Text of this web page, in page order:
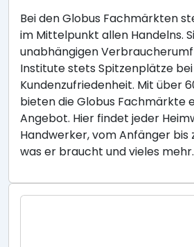
Bei den Globus Fachmärkten
im Mittelpunkt allen Handelns.
unabhängigen
Institute stets Spitzenplätze
Kundenzufriedenheit. Mit über
bieten die Globus Fachmärkte
Angebot. Hier findet jeder
Handwerker, vom Anfänger bis
was er braucht und vieles mehr.